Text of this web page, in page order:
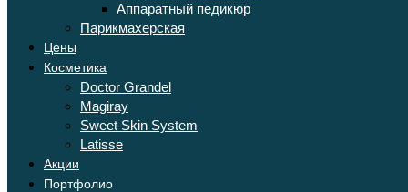
Аппаратный педикюр
Парикмахерская
Цены
Косметика
Doctor Grandel
Magiray
Sweet Skin System
Latisse
Акции
Портфолио